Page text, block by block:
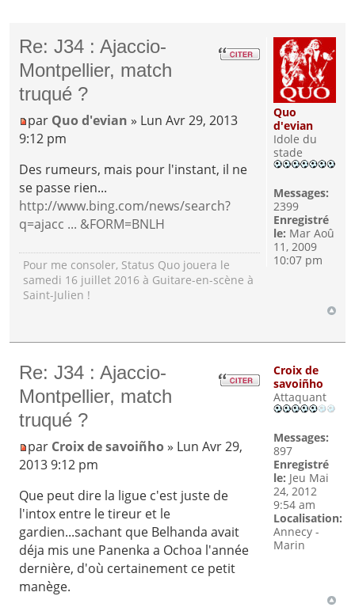
Re: J34 : Ajaccio-
Montpellier, match
truqué ?
par Quo d'evian » Lun Avr 29, 2013
9:12 pm
Des rumeurs, mais pour l'instant, il ne
se passe rien...
http://www.bing.com/news/search?
q=ajacc ... &FORM=BNLH
Pour me consoler, Status Quo jouera le
samedi 16 juillet 2016 à Guitare-en-scène à
Saint-Julien !
Quo
d'evian
Idole du
stade
Messages:
2399
Enregistré
le: Mar Aoû
11, 2009
10:07 pm
Re: J34 : Ajaccio-
Montpellier, match
truqué ?
par Croix de savoiñho» Lun Avr 29,
2013 9:12 pm
Que peut dire la ligue c'est juste de
l'intox entre le tireur et le
gardien...sachant que Belhanda avait
déja mis une Panenka a Ochoa l'année
dernière, d'où certainement ce petit
manège.
Croix de
savoiñho
Attaquant
Messages:
897
Enregistré
le: Jeu Mai
24, 2012
9:54 am
Localisation:
Annecy -
Marin